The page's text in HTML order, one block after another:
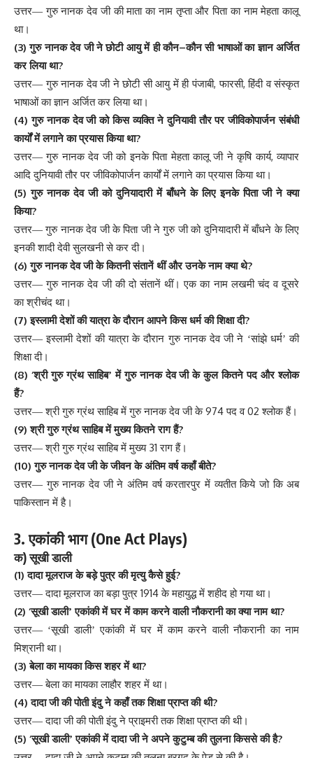
उत्तर— गुरु नानक देव जी की माता का नाम तृप्ता और पिता का नाम मेहता कालू
था।
(3)गुरु नानक देव जी ने छोटी आयु में ही कौन–कौन सी भाषाओं का ज्ञान अर्जित
कर लिया था?
उत्तर— गुरु नानक देव जी ने छोटी सी आयु में ही पंजाबी,फारसी,हिंदी व संस्कृत
भाषाओं का ज्ञान अर्जित कर लिया था।
(4)गुरु नानक देव जी को किस व्यक्ति ने दुनियावी तौर पर जीविकोपार्जन संबंधी
कार्यों में लगाने का प्रयास किया था?
उत्तर— गुरु नानक देव जी को इनके पिता मेहता कालू जी ने कृषि कार्य,व्यापार
आदि दुनियावी तौर पर जीविकोपार्जन कार्यों में लगाने का प्रयास किया था।
(5)गुरु नानक देव जी को दुनियादारी में बाँधने के लिए इनके पिता जी ने क्या
किया?
उत्तर— गुरु नानक देव जी के पिता जी ने गुरु जी को दुनियादारी में बाँधने के लिए
इनकी शादी देवी सुलखनी से कर दी।
(6)गुरु नानक देव जी के कितनी संतानें थीं और उनके नाम क्या थे?
उत्तर— गुरु नानक देव जी की दो संतानें थीं। एक का नाम लखमी चंद व दूसरे
का श्रीचंद था।
(7)इस्लामी देशों की यात्रा के दौरान आपने किस धर्म की शिक्षा दी?
उत्तर— इस्लामी देशों की यात्रा के दौरान गुरु नानक देव जी ने ‘सांझे धर्म’ की
शिक्षा दी।
(8) ‘श्री गुरु ग्रंथ साहिब’ में गुरु नानक देव जी के कुल कितने पद और श्लोक
हैं?
उत्तर— श्री गुरु ग्रंथ साहिब में गुरु नानक देव जी के974पद व02श्लोक हैं।
(9)श्री गुरु ग्रंथ साहिब में मुख्य कितने राग हैं?
उत्तर— श्री गुरु ग्रंथ साहिब में मुख्य31राग हैं।
(10)गुरु नानक देव जी के जीवन के अंतिम वर्ष कहाँ बीते?
उत्तर— गुरु नानक देव जी ने अंतिम वर्ष करतारपुर में व्यतीत किये जो कि अब
पाकिस्तान में है।
3.एकांकी भाग(One Act Plays)
क)सूखी डाली
(1)दादा मूलराज के बड़े पुत्र की मृत्यु कैसे हुई?
उत्तर— दादा मूलराज का बड़ा पुत्र 1914के महायुद्ध में शहीद हो गया था।
(2) ‘सूखी डाली’ एकांकी में घर में काम करने वाली नौकरानी का क्या नाम था?
उत्तर— ‘सूखी डाली’ एकांकी में घर में काम करने वाली नौकरानी का नाम
मिश्रानी था।
(3)बेला का मायका किस शहर में था?
उत्तर— बेला का मायका लाहौर शहर में था।
(4)दादा जी की पोती इंदु ने कहाँ तक शिक्षा प्राप्त की थी?
उत्तर— दादा जी की पोती इंदु ने प्राइमरी तक शिक्षा प्राप्त की थी।
(5) ‘सूखी डाली’ एकांकी में दादा जी ने अपने कुटुम्ब की तुलना किससे की है?